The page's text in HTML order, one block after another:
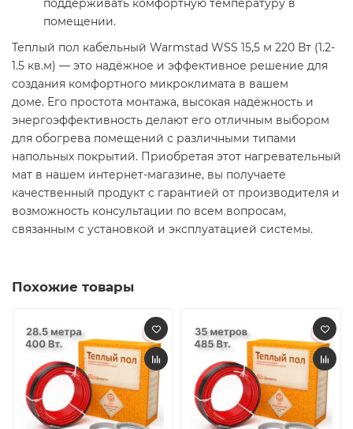
поддерживать комфортную температуру в
помещении.​
Теплый пол кабельный Warmstad WSS 15,5 м 220 Вт (1.2-
1.5 кв.м) — это надёжное и эффективное решение для
создания комфортного микроклимата в вашем
доме. Его простота монтажа, высокая надёжность и
энергоэффективность делают его отличным выбором
для обогрева помещений с различными типами
напольных покрытий. Приобретая этот нагревательный
мат в нашем интернет-магазине, вы получаете
качественный продукт с гарантией от производителя и
возможность консультации по всем вопросам,
связанным с установкой и эксплуатацией системы.​
Похожие товары